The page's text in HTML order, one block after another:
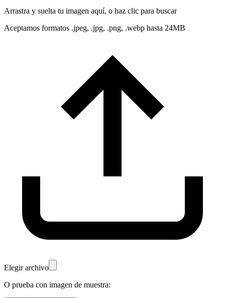
Arrastra y suelta tu imagen aquí, o haz clic para buscar
Aceptamos formatos .jpeg, .jpg, .png, .webp hasta 24MB
Elegir archivo
O prueba con imagen de muestra: